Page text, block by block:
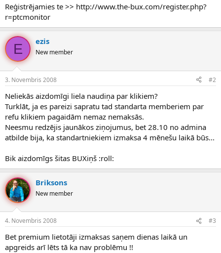
Reģistrējamies te >> http://www.the-bux.com/register.php?
r=ptcmonitor
E ezis
New member
3. Novembris 2008 #2
Neliekās aizdomīgi liela naudiņa par klikiem?
Turklāt, ja es pareizi sapratu tad standarta memberiem par
refu klikiem pagaidām nemaz nemaksās.
Neesmu redzējis jaunākos ziņojumus, bet 28.10 no admina
atbilde bija, ka standartniekiem izmaksa 4 mēnešu laikā būs...
Bik aizdomīgs šitas BUXiņš :roll:
Briksons
New member
4. Novembris 2008 #3
Bet premium lietotāji izmaksas saņem dienas laikā un
apgreids arī lēts tā ka nav problēmu !!